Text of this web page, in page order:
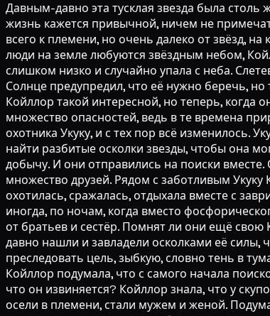
Давным-давно эта тусклая звезда была столь
жизнь кажется привычной, ничем не
всего к племени, но очень далеко от звёзд,
люди на земле любуются звёздным небом,
слишком низко и случайно упала с неба.
Солнце предупредил, что её нужно беречь,
Койллор такой интересной, но теперь, когда
множество опасностей, ведь в те времена
охотника Укуку, и с тех пор всё изменилось.
найти разбитые осколки звезды, чтобы она
добычу. И они отправились на поиски
множество друзей. Рядом с заботливым
охотилась, сражалась, отдыхала вместе с
иногда, по ночам, когда вместо
от братьев и сестёр. Помнят ли они ещё
давно нашли и завладели осколками её силы,
преследовать цель, зыбкую, словно тень в
Койллор подумала, что с самого начала
что он извиняется? Койллор знала, что у
осели в племени, стали мужем и женой.